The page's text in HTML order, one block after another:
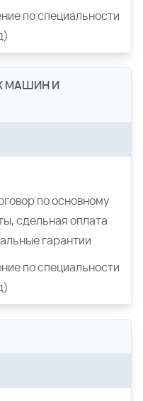
по специальности
МАШИН И
по основному
сдельная оплата
гарантии
по специальности